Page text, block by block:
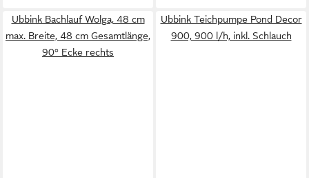
Ubbink Bachlauf Wolga, 48 cm
max. Breite, 48 cm Gesamtlänge,
90° Ecke rechts
Ubbink Teichpumpe Pond Decor
900, 900 l/h, inkl. Schlauch